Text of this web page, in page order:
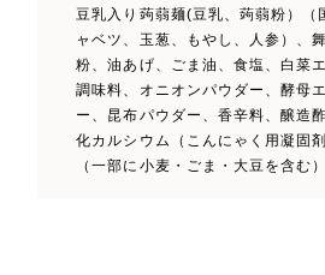
豆乳入り蒟蒻麺(豆乳、蒟蒻粉）（
ャベツ、玉葱、もやし、人参）、
粉、油あげ、ごま油、食塩、白菜
調味料、オニオンパウダー、酵母
ー、昆布パウダー、香辛料、醸造
化カルシウム（こんにゃく用凝固
（一部に小麦・ごま・大豆を含む）